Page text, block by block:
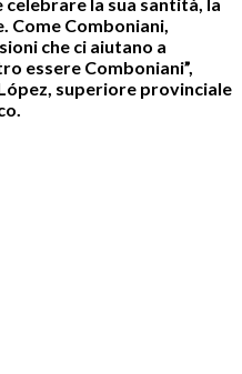
Come Comboniani,
che ci aiutano a
essere Comboniani”,
superiore provinciale